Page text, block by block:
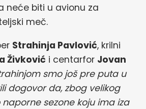
neće biti u avionu za
meč.
Strahinja Pavlović, krilni
Živković i centarfor Jovan
smo još pre puta u
dogovor da, zbog velikog
sezone koju ima iza